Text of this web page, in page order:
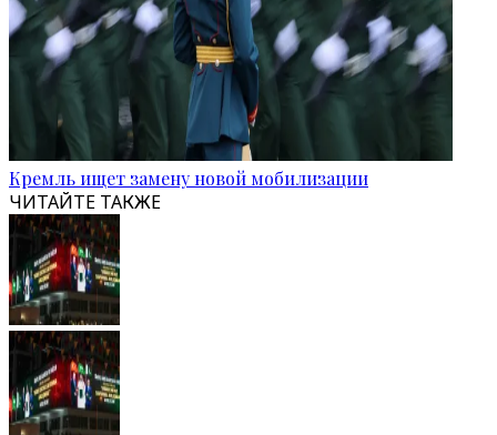
Кремль ищет замену новой мобилизации
ЧИТАЙТЕ ТАКЖЕ